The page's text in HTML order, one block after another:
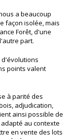
a beaucoup
façon isolée, mais
Forêt, d'une
part.
points valent
à parité des
adjudication,
ainsi possible de
au contexte
en vente des lots